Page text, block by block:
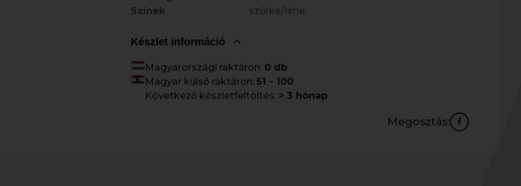
Színek
szürke/lime
Készlet információ
Magyarországi raktáron: 0 db
Magyar külső raktáron: 51 - 100
Következő készletfeltöltés: > 3 hónap
Megosztás: